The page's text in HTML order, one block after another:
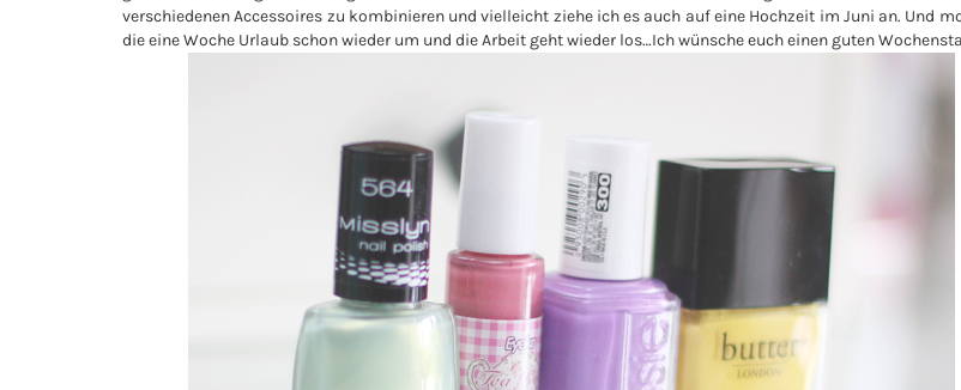
verschiedenen Accessoires zu kombinieren und vielleicht ziehe ich es auch auf eine Hochzeit im Juni an. Und
die eine Woche Urlaub schon wieder um und die Arbeit geht wieder los…Ich wünsche euch einen guten